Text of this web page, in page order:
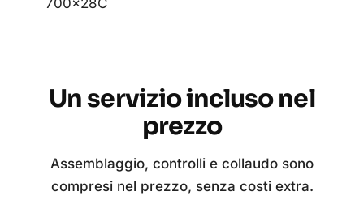
700x28C
Un servizio incluso nel
prezzo
Assemblaggio, controlli e collaudo sono
compresi nel prezzo, senza costi extra.